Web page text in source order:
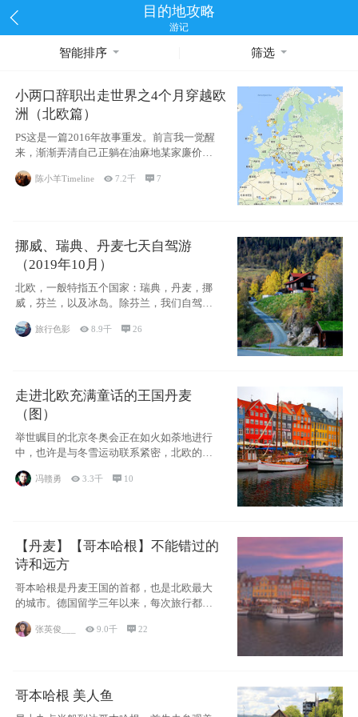
目的地攻略
游记
智能排序 筛选
小两口辞职出走世界之4个月穿越欧
洲（北欧篇）
PS这是一篇2016年故事重发。前言我一觉醒
来，渐渐弄清自己正躺在油麻地某家廉价宾
馆
陈小羊Timeline 7.2千 7
挪威、瑞典、丹麦七天自驾游
（2019年10月）
北欧，一般特指五个国家：瑞典，丹麦，挪
威，芬兰，以及冰岛。除芬兰，我们自驾游
旅行色影 8.9千 26
走进北欧充满童话的王国丹麦
（图）
举世瞩目的北京冬奥会正在如火如荼地进行
中，也许是与冬雪运动联系紧密，北欧的一
些国家因
冯赣勇 3.3千  10
【丹麦】【哥本哈根】不能错过的
诗和远方
哥本哈根是丹麦王国的首都，也是北欧最大
的城市。德国留学三年以来，每次旅行都是
张英俊___ 9.0千 22
哥本哈根 美人鱼